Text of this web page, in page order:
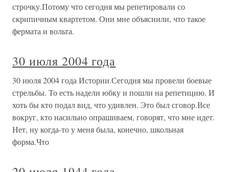
строчку.Потому что сегодня мы репетировали со
скрипичным квартетом. Они мне объяснили, что такое
фермата и вольта.
30 июля 2004 года
30 июля 2004 года Истории.Сегодня мы провели боевые
стрельбы. То есть надели юбку и пошли на репетицию. И
хоть бы кто подал вид, что удивлен. Это был сговор.Все
вокруг, кто насильно опрашиваем, говорят, что мне идет.
Нет, ну когда-то у меня была, конечно, школьная
форма.Что